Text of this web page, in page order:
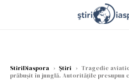
StiriDiaspora › Știri › Tragedie
prăbușit în junglă. Autoritățile presupun